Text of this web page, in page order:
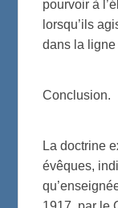
pourvoir à
lorsqu’ils
dans la
Conclusion.
La doctrine
évêques,